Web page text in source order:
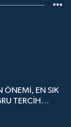
ÖNEMİ, EN SIK
TERCİH